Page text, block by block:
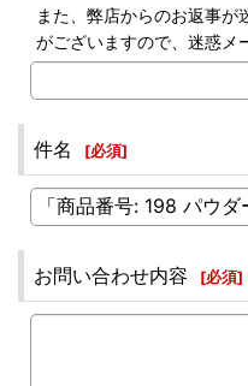
また、弊店からのお返事が
がございますので、迷惑メ
件名 [必須]
お問い合わせ内容 [必須]